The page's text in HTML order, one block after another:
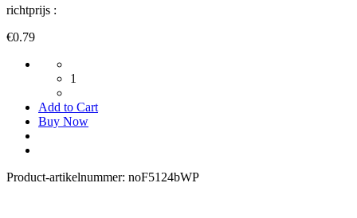
richtprijs :
€0.79
1
Add to Cart
Buy Now
Product-artikelnummer: noF5124bWP